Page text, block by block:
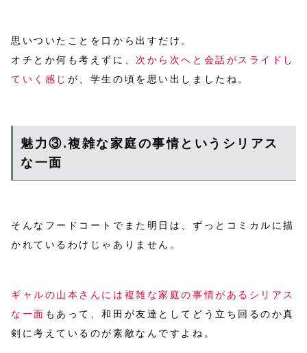
思いついたことを口から出すだけ。
オチとか何も考えずに、 次から次へと会話がスライドし
ていく感じ が、学生の頃を思い出しましたね。
魅力③.複雑な家庭の事情というシリアス
な一面
そんなフードコートでまた明日は、ずっとコミカルに描
かれているわけじゃありません。
ギャルの山本さんには複雑な家庭の事情があるシリアス
な一面 もあって、和田が友達としてどう立ち回るのか真
剣に考えているのが素敵なんですよね。